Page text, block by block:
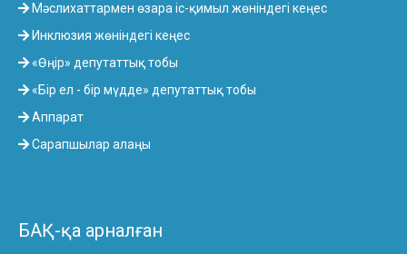
Мәслихаттармен өзара іс-қимыл жөніндегі кеңес
Инклюзия жөніндегі кеңес
«Өңір» депутаттық тобы
«Бір ел - бір мүдде» депутаттық тобы
Аппарат
Сарапшылар алаңы
БАҚ-қа арналған